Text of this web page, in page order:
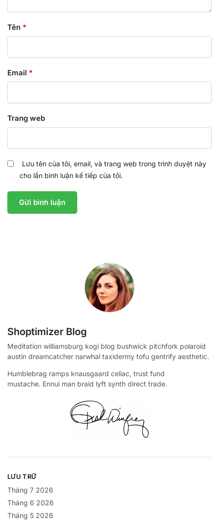
Tên *
Email *
Trang web
Lưu tên của tôi, email, và trang web trong trình duyệt này
cho lần bình luận kế tiếp của tôi.
Shoptimizer Blog
Meditation williamsburg kogi blog bushwick pitchfork polaroid
austin dreamcatcher narwhal taxidermy tofu gentrify aesthetic.
Humblebrag ramps knausgaard celiac, trust fund
mustache. Ennui man braid lyft synth direct trade.
LƯU TRỮ
Tháng 7 2026
Tháng 6 2026
Tháng 5 2026